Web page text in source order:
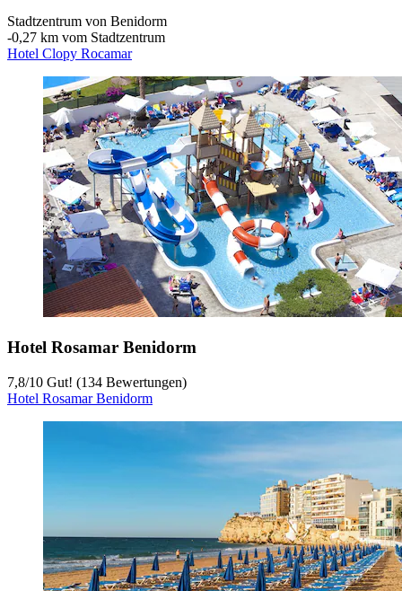
Stadtzentrum von Benidorm
‐0,27 km vom Stadtzentrum
Hotel Clopy Rocamar
Hotel Rosamar Benidorm
7,8/10 Gut! (134 Bewertungen)
Hotel Rosamar Benidorm